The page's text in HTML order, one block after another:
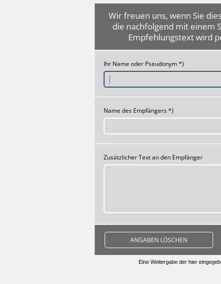
Wir freuen uns, wenn Sie
die nachfolgend mit einem
Empfehlungstext wird
Ihr Name oder Pseudonym *)
Name des Empfängers *)
Zusätzlicher Text an den Empfänger
ANGABEN LÖSCHEN
Eine Weitergabe der hier